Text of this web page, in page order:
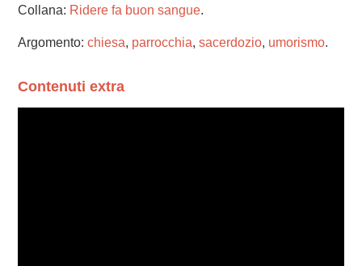
Collana: Ridere fa buon sangue.
Argomento: chiesa, parrocchia, sacerdozio, umorismo.
Contenuti extra